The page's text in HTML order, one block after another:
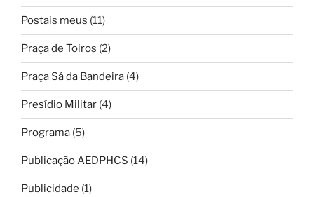
Postais meus (11)
Praça de Toiros (2)
Praça Sá da Bandeira (4)
Presídio Militar (4)
Programa (5)
Publicação AEDPHCS (14)
Publicidade (1)